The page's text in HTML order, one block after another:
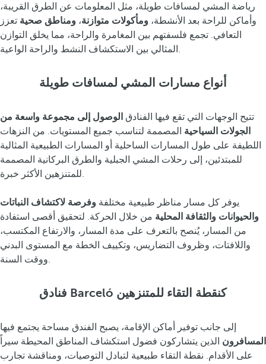
رياضة المشي لمسافات طويلة، مثل المعلومات عن الطرق القريبة،
وأماكن للراحة بعد الأنشطة، ومأكولات متوازنة، ومناطق صحية تعزز
التعافي. تجمع فلسفتهم بين المغامرة والراحة، مما يخلق التوازن
المثالي بين الاستكشاف النشط والراحة الواعية.
أنواع مسارات المشي لمسافات طويلة
تتيح الوجهات التي تقع فيها الفنادق الوصول إلى مجموعة واسعة من
الجولات السياحية المصممة لتناسب جميع المستويات. من النزهات
اللطيفة على طول المسارات الساحلية أو المسارات الطبيعية المثالية
للمبتدئين، إلى رحلات المشي الجبلية والطرق البركانية المصممة
للمتنزهين الأكثر خبرة.
يوفر كل مسار مناظر طبيعية مختلفة وفرصة لاكتشاف النباتات
والحيوانات والثقافة المحلية من خلال الحركة. لتحقيق أقصى استفادة
من المسار، يُنصح بالتعرف على مدة المسار، والارتفاع المكتسب،
واللافتات، وظروف التضاريس، وتكييف الخطة مع المستوى البدني
ووقت السنة.
فنادق Barceló كنقطة التقاء للمتنزهين
إلى جانب توفير أماكن الإقامة، يصبح الفندق مساحة يجتمع فيها
المسافرون الذين يتشاركون فضول استكشاف المناطق المحيطة سيراً
على الأقدام. نقطة التقاء طبيعية لتبادل التوصيات، ومناقشة تجارب